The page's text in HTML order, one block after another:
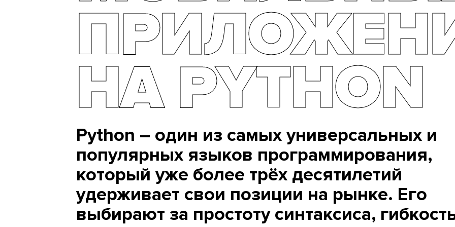
НА PYTHON
Python – один из самых универсальных и
популярных языков программирования,
который уже более трёх десятилетий
удерживает свои позиции на рынке. Его
выбирают за простоту синтаксиса,